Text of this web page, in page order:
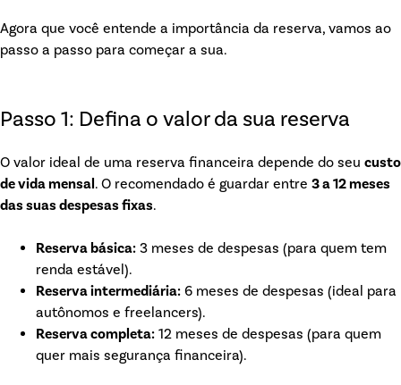
Agora que você entende a importância da reserva, vamos ao
passo a passo para começar a sua.
Passo 1: Defina o valor da sua reserva
O valor ideal de uma reserva financeira depende do seu custo
de vida mensal. O recomendado é guardar entre 3 a 12 meses
das suas despesas fixas.
Reserva básica: 3 meses de despesas (para quem tem
renda estável).
Reserva intermediária: 6 meses de despesas (ideal para
autônomos e freelancers).
Reserva completa: 12 meses de despesas (para quem
quer mais segurança financeira).